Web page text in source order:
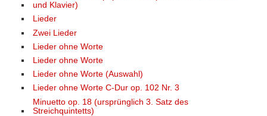
und Klavier)
Lieder
Zwei Lieder
Lieder ohne Worte
Lieder ohne Worte
Lieder ohne Worte (Auswahl)
Lieder ohne Worte C-Dur op. 102 Nr. 3
Minuetto op. 18 (ursprünglich 3. Satz des
Streichquintetts)